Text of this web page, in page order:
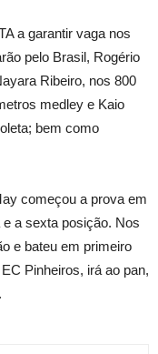
a garantir vaga nos
pelo Brasil, Rogério
Ribeiro, nos 800
medley e Kaio
bem como
começou a prova em
a sexta posição. Nos
e bateu em primeiro
Pinheiros, irá ao pan,